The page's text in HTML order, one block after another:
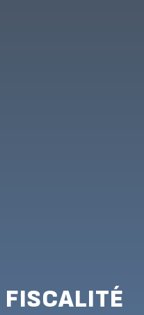
FISCALITÉ